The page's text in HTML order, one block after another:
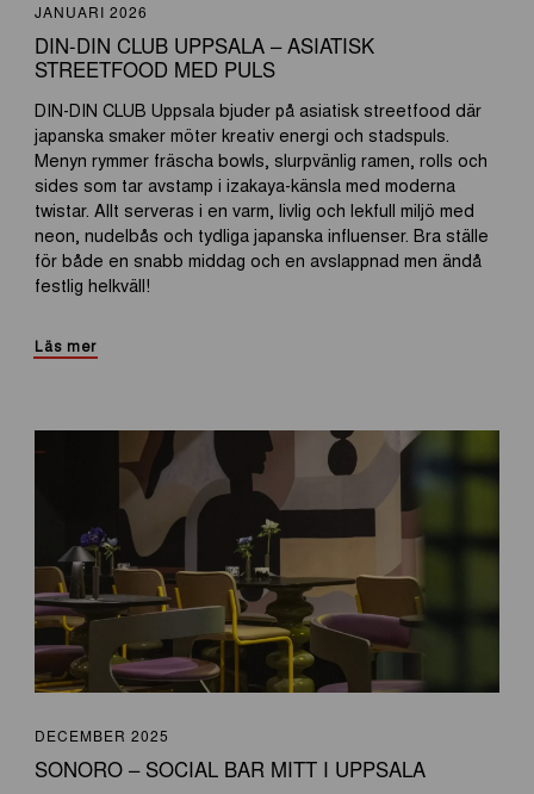
JANUARI 2026
DIN-DIN CLUB UPPSALA – ASIATISK
STREETFOOD MED PULS
DIN-DIN CLUB Uppsala bjuder på asiatisk streetfood där
japanska smaker möter kreativ energi och stadspuls.
Menyn rymmer fräscha bowls, slurpvänlig ramen, rolls och
sides som tar avstamp i izakaya-känsla med moderna
twistar. Allt serveras i en varm, livlig och lekfull miljö med
neon, nudelbås och tydliga japanska influenser. Bra ställe
för både en snabb middag och en avslappnad men ändå
festlig helkväll!
Läs mer
DECEMBER 2025
SONORO – SOCIAL BAR MITT I UPPSALA